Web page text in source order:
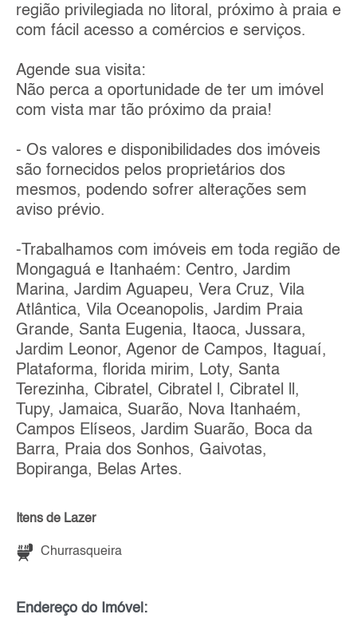
região privilegiada no litoral, próximo à praia e
com fácil acesso a comércios e serviços.
Agende sua visita:
Não perca a oportunidade de ter um imóvel
com vista mar tão próximo da praia!
- Os valores e disponibilidades dos imóveis
são fornecidos pelos proprietários dos
mesmos, podendo sofrer alterações sem
aviso prévio.
-Trabalhamos com imóveis em toda região de
Mongaguá e Itanhaém: Centro, Jardim
Marina, Jardim Aguapeu, Vera Cruz, Vila
Atlântica, Vila Oceanopolis, Jardim Praia
Grande, Santa Eugenia, Itaoca, Jussara,
Jardim Leonor, Agenor de Campos, Itaguaí,
Plataforma, florida mirim, Loty, Santa
Terezinha, Cibratel, Cibratel l, Cibratel ll,
Tupy, Jamaica, Suarão, Nova Itanhaém,
Campos Elíseos, Jardim Suarão, Boca da
Barra, Praia dos Sonhos, Gaivotas,
Bopiranga, Belas Artes.
Itens de Lazer
Churrasqueira
Endereço do Imóvel: